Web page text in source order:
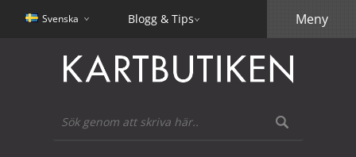
Svenska Blogg & Tips Meny